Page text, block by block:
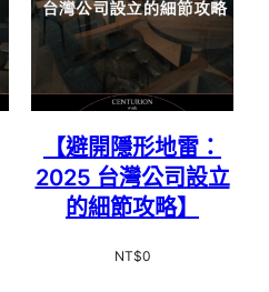
【避開隱形地雷：
2025 台灣公司設立
的細節攻略】
NT$0